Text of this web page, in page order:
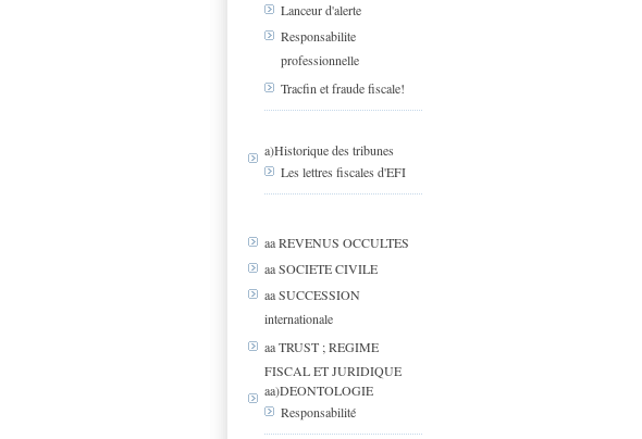
Lanceur d'alerte
Responsabilite
professionnelle
Tracfin et fraude fiscale!
a)Historique des tribunes
Les lettres fiscales d'EFI
aa REVENUS OCCULTES
aa SOCIETE CIVILE
aa SUCCESSION
internationale
aa TRUST ; REGIME
FISCAL ET JURIDIQUE
aa)DEONTOLOGIE
Responsabilité